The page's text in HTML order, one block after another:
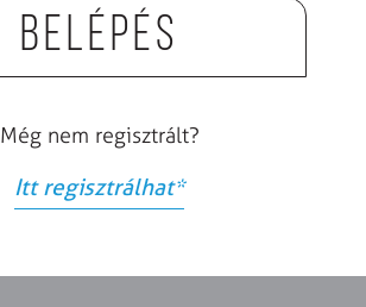
Belépés
Még nem regisztrált?
Itt regisztrálhat*